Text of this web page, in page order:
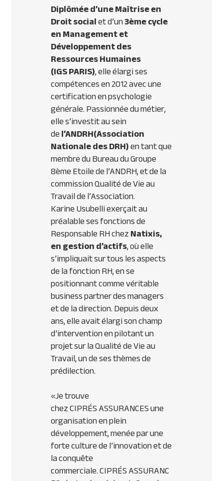
Diplômée d’une Maîtrise en
Droit socialet d’un3ème cycle
en Management et
Développement des
Ressources Humaines
(IGSPARIS), elle élargi ses
compétences en 2012 avec une
certification en psychologie
générale. Passionnée du métier,
elle s’investit au sein
del’ANDRH(Association
Nationale desDRH)en tant que
membre du Bureau du Groupe
8ème Etoile de l’ANDRH, et de la
commission Qualité de Vie au
Travail de l’Association.
Karine Usubelli exerçait au
préalable ses fonctions de
Responsable RH chezNatixis,
en gestion d’actifs, où elle
s’impliquait sur tous les aspects
de la fonction RH, en se
positionnant comme véritable
business partner des managers
et de la direction. Depuis deux
ans, elle avait élargi son champ
d’intervention en pilotant un
projet sur la Qualité de Vie au
Travail, un de ses thèmes de
prédilection.
«Je trouve
chezCIPRÉSASSURANCESune
organisation en plein
développement, menée par une
forte culture de l’innovation et de
la conquête
commerciale.CIPRÉSASSURANC